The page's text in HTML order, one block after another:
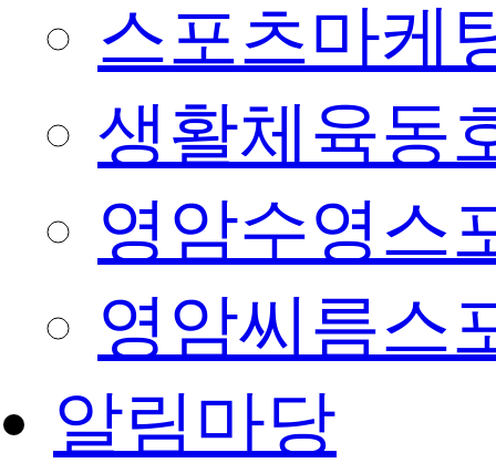
스포츠마케
생활체육동
영암수영스
영암씨름스
알림마당